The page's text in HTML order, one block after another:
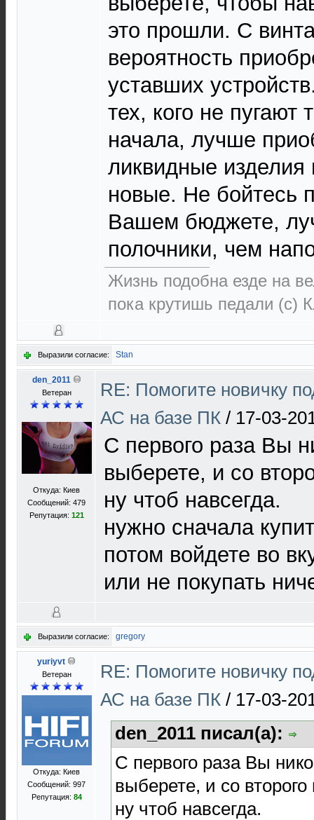
это прошли. С
вероятность
уставших
тех, кого не пугают
начала, лучше
ликвидные изделия
новые. Не бойтесь
Вашем бюджете,
полочники, чем
Жизнь подобна езде на
пока крутишь педали (с)
Выразили согласие: Stan
den_2011
Ветеран
Откуда: Киев
Сообщений: 479
Репутация: 121
RE: Помогите новичку
АС на базе ПК / 17-03-
С первого раза Вы
выберете, и со
ну чтоб навсегда.
нужно сначала
потом войдете во
или не покупать
Выразили согласие: gregory
yuriyvt
Ветеран
Откуда: Киев
Сообщений: 997
Репутация: 84
RE: Помогите новичку
АС на базе ПК / 17-03-
den_2011 писал(а):
С первого раза Вы
выберете, и со второго
ну чтоб навсегда.